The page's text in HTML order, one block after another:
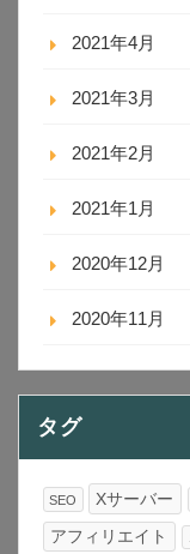
2021年4月
2021年3月
2021年2月
2021年1月
2020年12月
2020年11月
タグ
SEO Xサーバー
アフィリエイト